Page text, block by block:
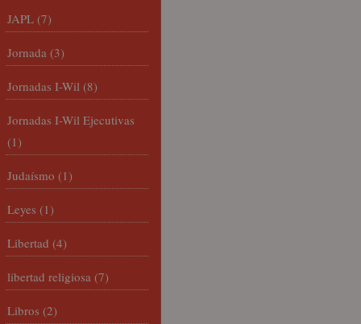
JAPL (7)
Jornada (3)
Jornadas I-Wil (8)
Jornadas I-Wil Ejecutivas
(1)
Judaísmo (1)
Leyes (1)
Libertad (4)
libertad religiosa (7)
Libros (2)